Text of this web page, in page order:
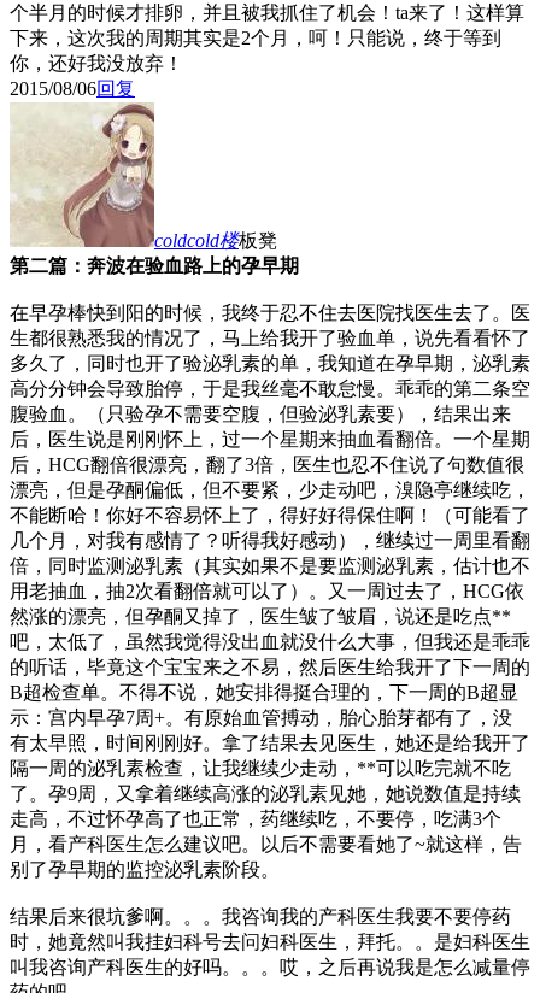
个半月的时候才排卵，并且被我抓住了机会！ta来了！这样算
下来，这次我的周期其实是2个月，呵！只能说，终于等到
你，还好我没放弃！
2015/08/06回复
coldcold楼板凳
第二篇：奔波在验血路上的孕早期
在早孕棒快到阳的时候，我终于忍不住去医院找医生去了。医
生都很熟悉我的情况了，马上给我开了验血单，说先看看怀了
多久了，同时也开了验泌乳素的单，我知道在孕早期，泌乳素
高分分钟会导致胎停，于是我丝毫不敢怠慢。乖乖的第二条空
腹验血。（只验孕不需要空腹，但验泌乳素要），结果出来
后，医生说是刚刚怀上，过一个星期来抽血看翻倍。一个星期
后，HCG翻倍很漂亮，翻了3倍，医生也忍不住说了句数值很
漂亮，但是孕酮偏低，但不要紧，少走动吧，溴隐亭继续吃，
不能断哈！你好不容易怀上了，得好好得保住啊！（可能看了
几个月，对我有感情了？听得我好感动），继续过一周里看翻
倍，同时监测泌乳素（其实如果不是要监测泌乳素，估计也不
用老抽血，抽2次看翻倍就可以了）。又一周过去了，HCG依
然涨的漂亮，但孕酮又掉了，医生皱了皱眉，说还是吃点**
吧，太低了，虽然我觉得没出血就没什么大事，但我还是乖乖
的听话，毕竟这个宝宝来之不易，然后医生给我开了下一周的
B超检查单。不得不说，她安排得挺合理的，下一周的B超显
示：宫内早孕7周+。有原始血管搏动，胎心胎芽都有了，没
有太早照，时间刚刚好。拿了结果去见医生，她还是给我开了
隔一周的泌乳素检查，让我继续少走动，**可以吃完就不吃
了。孕9周，又拿着继续高涨的泌乳素见她，她说数值是持续
走高，不过怀孕高了也正常，药继续吃，不要停，吃满3个
月，看产科医生怎么建议吧。以后不需要看她了~就这样，告
别了孕早期的监控泌乳素阶段。
结果后来很坑爹啊。。。我咨询我的产科医生我要不要停药
时，她竟然叫我挂妇科号去问妇科医生，拜托。。是妇科医生
叫我咨询产科医生的好吗。。。哎，之后再说我是怎么减量停